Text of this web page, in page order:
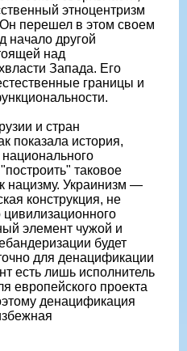
этноцентризм
перешел в этом своем
начало другой
над
Запада. Его
границы и
и стран
показала история,
таковое
нацизму. Украинизм —
конструкция, не
элемент чужой и
будет
для денацификации
есть лишь исполнитель
европейского проекта
денацификация